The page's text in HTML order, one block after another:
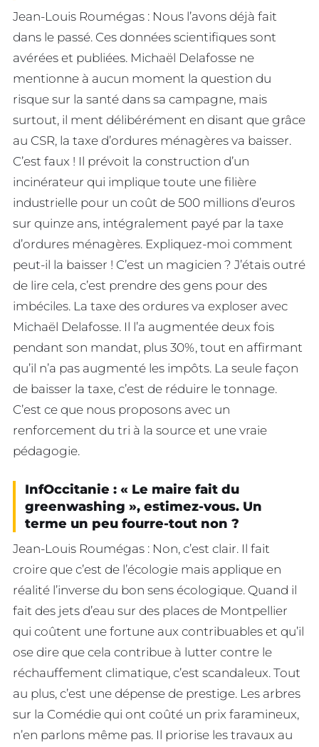
Jean-Louis Roumégas : Nous l’avons déjà fait
dans le passé. Ces données scientifiques sont
avérées et publiées. Michaël Delafosse ne
mentionne à aucun moment la question du
risque sur la santé dans sa campagne, mais
surtout, il ment délibérément en disant que grâce
au CSR, la taxe d’ordures ménagères va baisser.
C’est faux ! Il prévoit la construction d’un
incinérateur qui implique toute une filière
industrielle pour un coût de 500 millions d’euros
sur quinze ans, intégralement payé par la taxe
d’ordures ménagères. Expliquez-moi comment
peut-il la baisser ! C’est un magicien ? J’étais outré
de lire cela, c’est prendre des gens pour des
imbéciles. La taxe des ordures va exploser avec
Michaël Delafosse. Il l’a augmentée deux fois
pendant son mandat, plus 30%, tout en affirmant
qu’il n’a pas augmenté les impôts. La seule façon
de baisser la taxe, c’est de réduire le tonnage.
C’est ce que nous proposons avec un
renforcement du tri à la source et une vraie
pédagogie.
InfOccitanie : « Le maire fait du
greenwashing », estimez-vous. Un
terme un peu fourre-tout non ?
Jean-Louis Roumégas : Non, c’est clair. Il fait
croire que c’est de l’écologie mais applique en
réalité l’inverse du bon sens écologique. Quand il
fait des jets d’eau sur des places de Montpellier
qui coûtent une fortune aux contribuables et qu’il
ose dire que cela contribue à lutter contre le
réchauffement climatique, c’est scandaleux. Tout
au plus, c’est une dépense de prestige. Les arbres
sur la Comédie qui ont coûté un prix faramineux,
n’en parlons même pas. Il priorise les travaux au